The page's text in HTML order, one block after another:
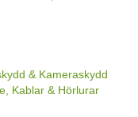
& Kameraskydd
Kablar & Hörlurar